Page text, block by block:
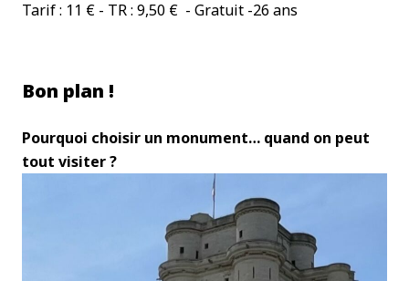
Tarif : 11 € - TR : 9,50 € - Gratuit -26 ans
Bon plan !
Pourquoi choisir un monument… quand on peut
tout visiter ?